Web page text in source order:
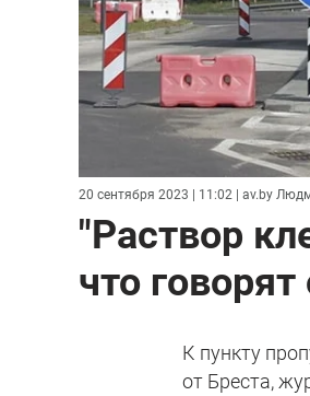
20 сентября 2023 | 11:02 | av.by
"Раствор
что
К пункту
от Бреста,